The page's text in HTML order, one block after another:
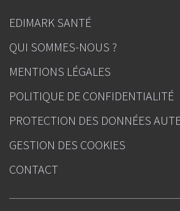
EDIMARK SANTÉ
QUI SOMMES-NOUS ?
MENTIONS LÉGALES
POLITIQUE DE CONFIDENTIALITÉ
PROTECTION DES DONNÉES
GESTION DES COOKIES
CONTACT